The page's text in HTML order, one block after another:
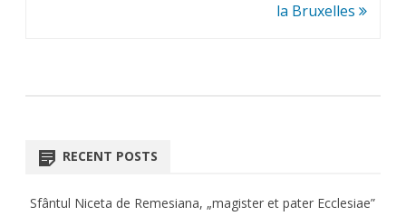
la Bruxelles
RECENT POSTS
Sfântul Niceta de Remesiana, „magister et pater Ecclesiae”